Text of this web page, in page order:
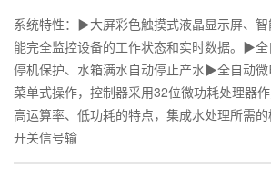
系统特性：▶大屏彩色触摸式液晶显示屏、
能完全监控设备的工作状态和实时数据。▶
停机保护、水箱满水自动停止产水▶全自动
菜单式操作，控制器采用32位微功耗处理器
高运算率、低功耗的特点，集成水处理所需的
开关信号输